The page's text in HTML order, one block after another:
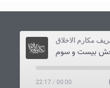
مکارم الاخلاق
بخش بیست و سوم
00:00
/
22:17